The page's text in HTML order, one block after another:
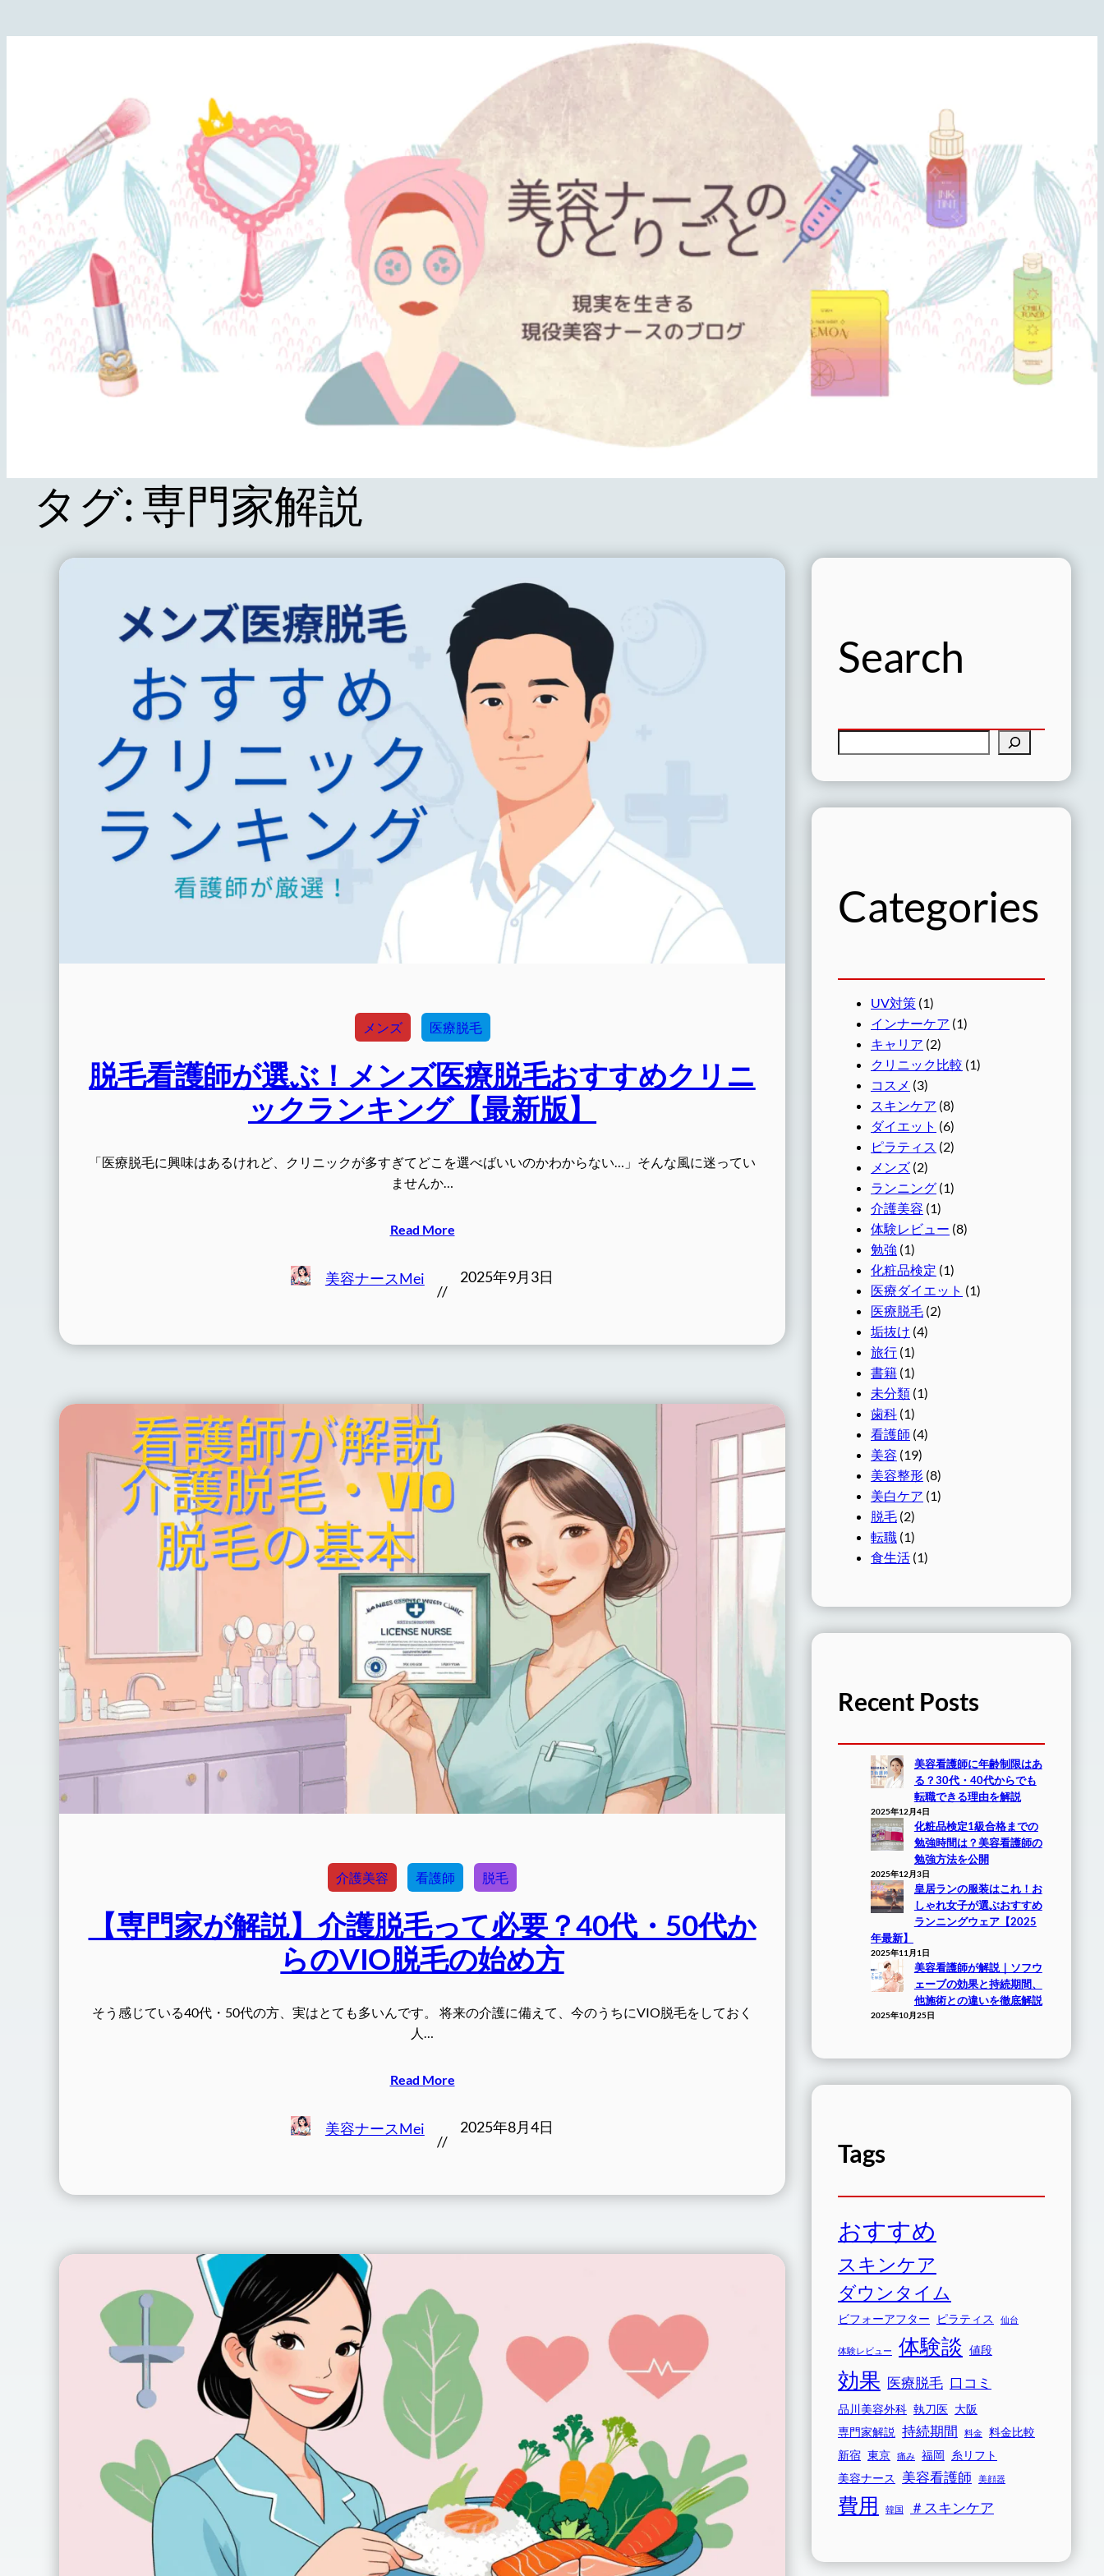
タグ:専門家解説
メンズ 医療脱毛
脱毛看護師が選ぶ！メンズ医療脱毛おすすめクリニ
ックランキング【最新版】
「医療脱毛に興味はあるけれど、クリニックが多すぎてどこを選べばいいのかわからない…」そんな風に迷ってい
ませんか…
Read More
美容ナースMei
//
2025年9月3日
介護美容 看護師 脱毛
【専門家が解説】介護脱毛って必要？40代・50代か
らのVIO脱毛の始め方
そう感じている40代・50代の方、実はとても多いんです。 将来の介護に備えて、今のうちにVIO脱毛をしておく
人…
Read More
美容ナースMei
//
2025年8月4日
Search
Categories
UV対策 (1)
インナーケア (1)
キャリア (2)
クリニック比較 (1)
コスメ (3)
スキンケア (8)
ダイエット (6)
ピラティス (2)
メンズ (2)
ランニング (1)
介護美容 (1)
体験レビュー (8)
勉強 (1)
化粧品検定 (1)
医療ダイエット (1)
医療脱毛 (2)
垢抜け (4)
旅行 (1)
書籍 (1)
未分類 (1)
歯科 (1)
看護師 (4)
美容 (19)
美容整形 (8)
美白ケア (1)
脱毛 (2)
転職 (1)
食生活 (1)
Recent Posts
美容看護師に年齢制限はあ
る？30代・40代からでも
転職できる理由を解説
2025年12月4日
化粧品検定1級合格までの
勉強時間は？美容看護師の
勉強方法を公開
2025年12月3日
皇居ランの服装はこれ！お
しゃれ女子が選ぶおすすめ
ランニングウェア【2025
年最新】
2025年11月1日
美容看護師が解説｜ソフウ
ェーブの効果と持続期間、
他施術との違いを徹底解説
2025年10月25日
Tags
おすすめ
スキンケア
ダウンタイム
ビフォーアフター ピラティス 仙台
体験レビュー 体験談 値段
効果 医療脱毛 口コミ
品川美容外科 執刀医 大阪
専門家解説 持続期間 料金
料金比較
新宿 東京 痛み 福岡 糸リフト
美容ナース
美容看護師 美顔器
費用 韓国 ＃スキンケア